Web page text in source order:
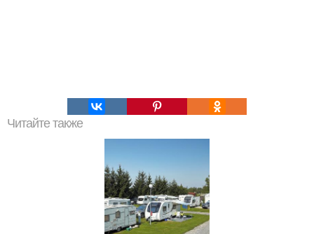
Читайте также